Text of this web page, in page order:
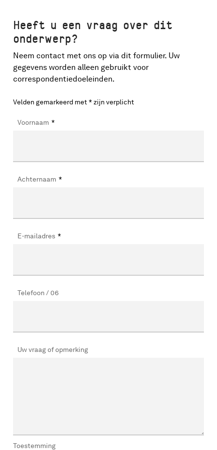
Heeft u een vraag over dit
onderwerp?
Neem contact met ons op via dit formulier. Uw
gegevens worden alleen gebruikt voor
correspondentiedoeleinden.
Velden gemarkeerd met * zijn verplicht
Voornaam *
Achternaam *
E-mailadres *
Telefoon / 06
Uw vraag of opmerking
Toestemming